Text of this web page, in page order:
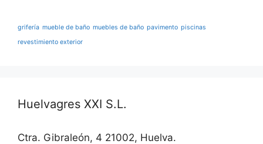
grifería mueble de baño muebles de baño pavimento piscinas
revestimiento exterior
Huelvagres XXI S.L.
Ctra. Gibraleón, 4 21002, Huelva.